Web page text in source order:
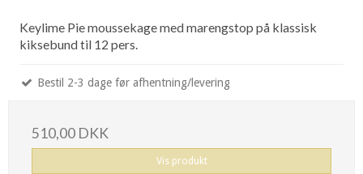
Keylime Pie moussekage med marengstop på klassisk
kiksebund til 12 pers.
Bestil 2-3 dage før afhentning/levering
510,00 DKK
Vis produkt